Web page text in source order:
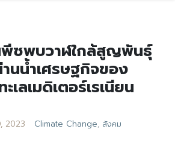
ซพบวาฬใกล้สูญพันธุ์
นน้ำเศรษฐกิจของ
เลเมดิเตอร์เรเนียน
2023 Climate Change, สังคม